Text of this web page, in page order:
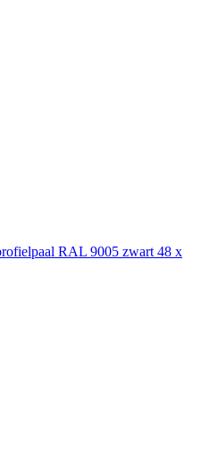
RAL 9005 zwart 48 x